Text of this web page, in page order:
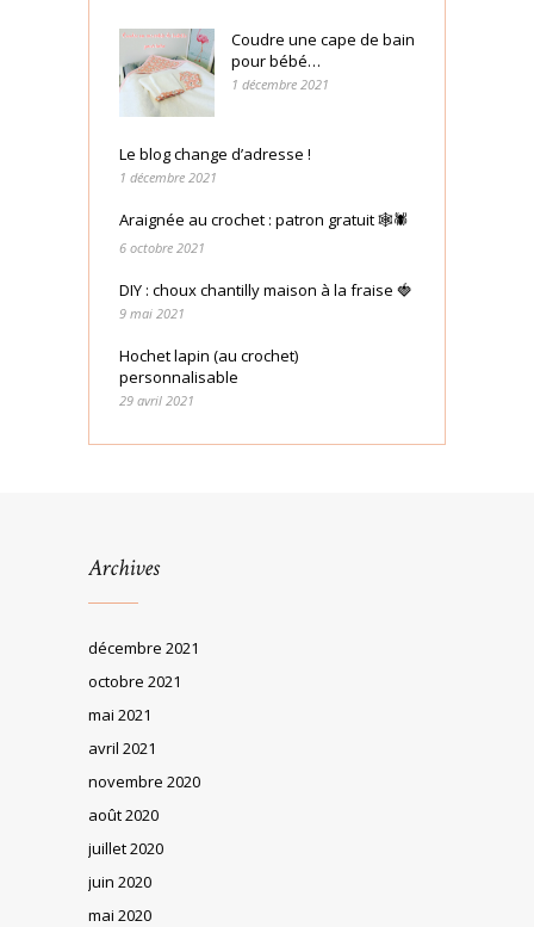
Coudre une cape de bain
pour bébé…
1 décembre 2021
Le blog change d’adresse !
1 décembre 2021
Araignée au crochet : patron gratuit 🕸🕷
6 octobre 2021
DIY : choux chantilly maison à la fraise 🍓
9 mai 2021
Hochet lapin (au crochet)
personnalisable
29 avril 2021
Archives
décembre 2021
octobre 2021
mai 2021
avril 2021
novembre 2020
août 2020
juillet 2020
juin 2020
mai 2020